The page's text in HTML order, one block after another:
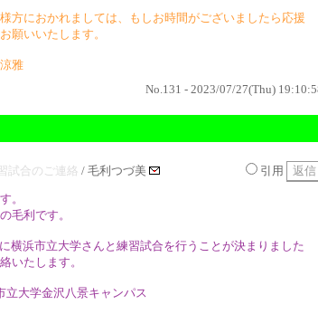
方におかれましては、もしお時間がございましたら応援
願いいたします。
雅
No.131 - 2023/07/27(Thu)
試合のご連絡 / 毛利つづ美 引用
。
毛利です。
横浜市立大学さんと練習試合を行うことが決まりました
いたします。
立大学金沢八景キャンパス